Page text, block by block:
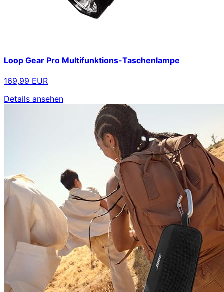
Loop Gear Pro Multifunktions-Taschenlampe
169,99 EUR
Details ansehen